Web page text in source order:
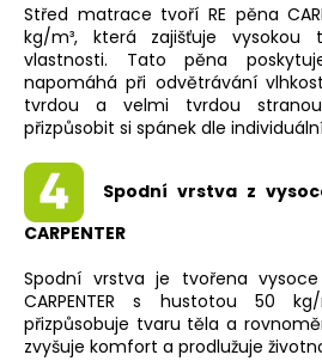
Střed matrace tvoří RE pěna
kg/m³, která zajišťuje vysokou
vlastnosti. Tato pěna
napomáhá při odvětrávání
tvrdou a velmi tvrdou
přizpůsobit si spánek dle
Spodní vrstva z
CARPENTER
Spodní vrstva je tvořena
CARPENTER s hustotou 50
přizpůsobuje tvaru těla a
zvyšuje komfort a prodlužuje